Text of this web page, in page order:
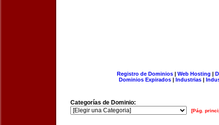
Registro de Dominios| Web Hosting |
Dominios Expirados | Industrias |
Categorías de Dominio:
[Pág.